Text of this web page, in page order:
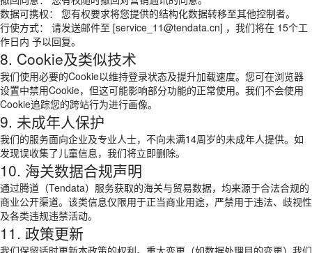
数据可携权： 您有权要求将您提供的结构化数据转移至其他控制者。
行使方式： 请发送邮件至 [service_11@tendata.cn] ，我们将在 15个工
作日内 予以回复。
8. Cookie及类似技术
我们使用必要的Cookie以维持登录状态及提升加载速度。您可在浏览器
设置中禁用Cookie，但这可能影响部分功能的正常使用。我们不会使用
Cookie追踪您的跨站行为进行画像。
9. 未成年人保护
我们的服务面向企业及专业人士，不向未满14周岁的未成年人提供。如
发现误收集了儿童信息，我们将立即删除。
10. 海关数据合规声明
通过腾道（Tendata）服务获取的海关与贸易数据，均来源于合法合规的
商业公开渠道。该类信息仅限用于正当商业用途，严禁用于违法、歧视性
及各类违规违禁活动。
11. 政策更新